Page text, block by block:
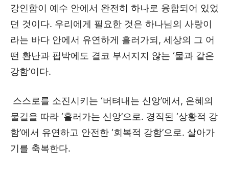
강인함이 예수 안에서 완전히 하나로 융합되어 있었
던 것이다. 우리에게 필요한 것은 하나님의 사랑이
라는 바다 안에서 유연하게 흘러가되, 세상의 그 어
떤 환난과 핍박에도 결코 부서지지 않는 ‘물과 같은
강함’이다.
스스로를 소진시키는 ‘버텨내는 신앙’에서, 은혜의
물길을 따라 ‘흘러가는 신앙’으로. 경직된 ‘상황적 강
함’에서 유연하고 안전한 ‘회복적 강함’으로. 살아가
기를 축복한다.